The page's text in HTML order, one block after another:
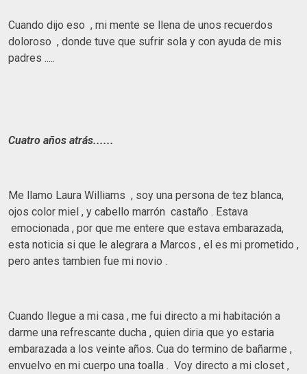
Cuando dijo eso , mi mente se llena de unos recuerdos
doloroso , donde tuve que sufrir sola y con ayuda de mis
padres .....
Cuatro años atrás......
Me llamo Laura Williams , soy una persona de tez blanca,
ojos color miel , y cabello marrón castaño . Estava
emocionada , por que me entere que estava embarazada,
esta noticia si que le alegrara a Marcos , el es mi prometido ,
pero antes tambien fue mi novio .
Cuando llegue a mi casa , me fui directo a mi habitación a
darme una refrescante ducha , quien diria que yo estaria
embarazada a los veinte años. Cua do termino de bañarme ,
envuelvo en mi cuerpo una toalla . Voy directo a mi closet ,